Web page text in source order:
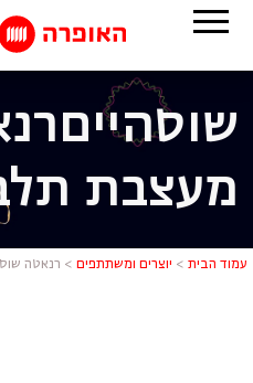
שוסהיים
מעצבת
עמוד הבית > יוצרים ומשתתפים > רנאטה